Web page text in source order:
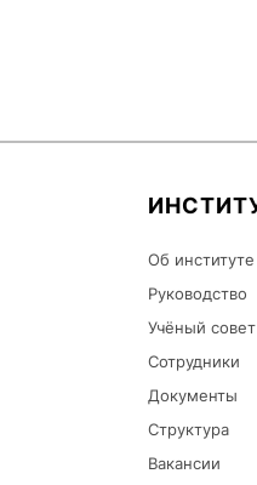
Об институте
Руководство
Учёный совет
Сотрудники
Документы
Структура
Вакансии